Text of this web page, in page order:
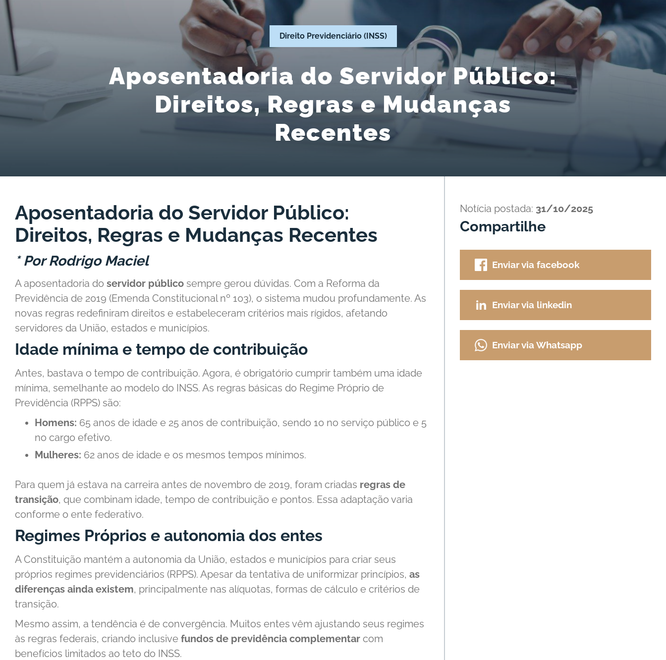
Direito Previdenciário (INSS)
Aposentadoria do Servidor Público:
Direitos, Regras e Mudanças
Recentes
Aposentadoria do Servidor Público:
Direitos, Regras e Mudanças Recentes
* Por Rodrigo Maciel
A aposentadoria do servidor público sempre gerou dúvidas. Com a Reforma da
Previdência de 2019 (Emenda Constitucional nº 103), o sistema mudou profundamente. As
novas regras redefiniram direitos e estabeleceram critérios mais rígidos, afetando
servidores da União, estados e municípios.
Idade mínima e tempo de contribuição
Antes, bastava o tempo de contribuição. Agora, é obrigatório cumprir também uma idade
mínima, semelhante ao modelo do INSS. As regras básicas do Regime Próprio de
Previdência (RPPS) são:
Homens: 65 anos de idade e 25 anos de contribuição, sendo 10 no serviço público e 5
no cargo efetivo.
Mulheres: 62 anos de idade e os mesmos tempos mínimos.
Para quem já estava na carreira antes de novembro de 2019, foram criadas regras de
transição, que combinam idade, tempo de contribuição e pontos. Essa adaptação varia
conforme o ente federativo.
Regimes Próprios e autonomia dos entes
A Constituição mantém a autonomia da União, estados e municípios para criar seus
próprios regimes previdenciários (RPPS). Apesar da tentativa de uniformizar princípios, as
diferenças ainda existem, principalmente nas alíquotas, formas de cálculo e critérios de
transição.
Mesmo assim, a tendência é de convergência. Muitos entes vêm ajustando seus regimes
às regras federais, criando inclusive fundos de previdência complementar com
benefícios limitados ao teto do INSS.
Notícia postada: 31/10/2025
Compartilhe
Enviar via facebook
Enviar via linkedin
Enviar via Whatsapp